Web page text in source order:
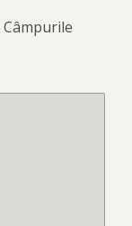
Câmpurile